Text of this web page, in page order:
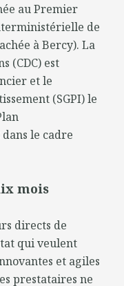
au Premier
de
à Bercy). La
(CDC) est
et le
(SGPI) le
le cadre
mois
directs de
qui veulent
et agiles
prestataires ne